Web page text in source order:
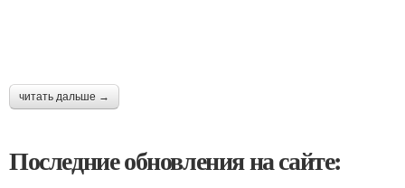
читать дальше →
Последние обновления на сайте: